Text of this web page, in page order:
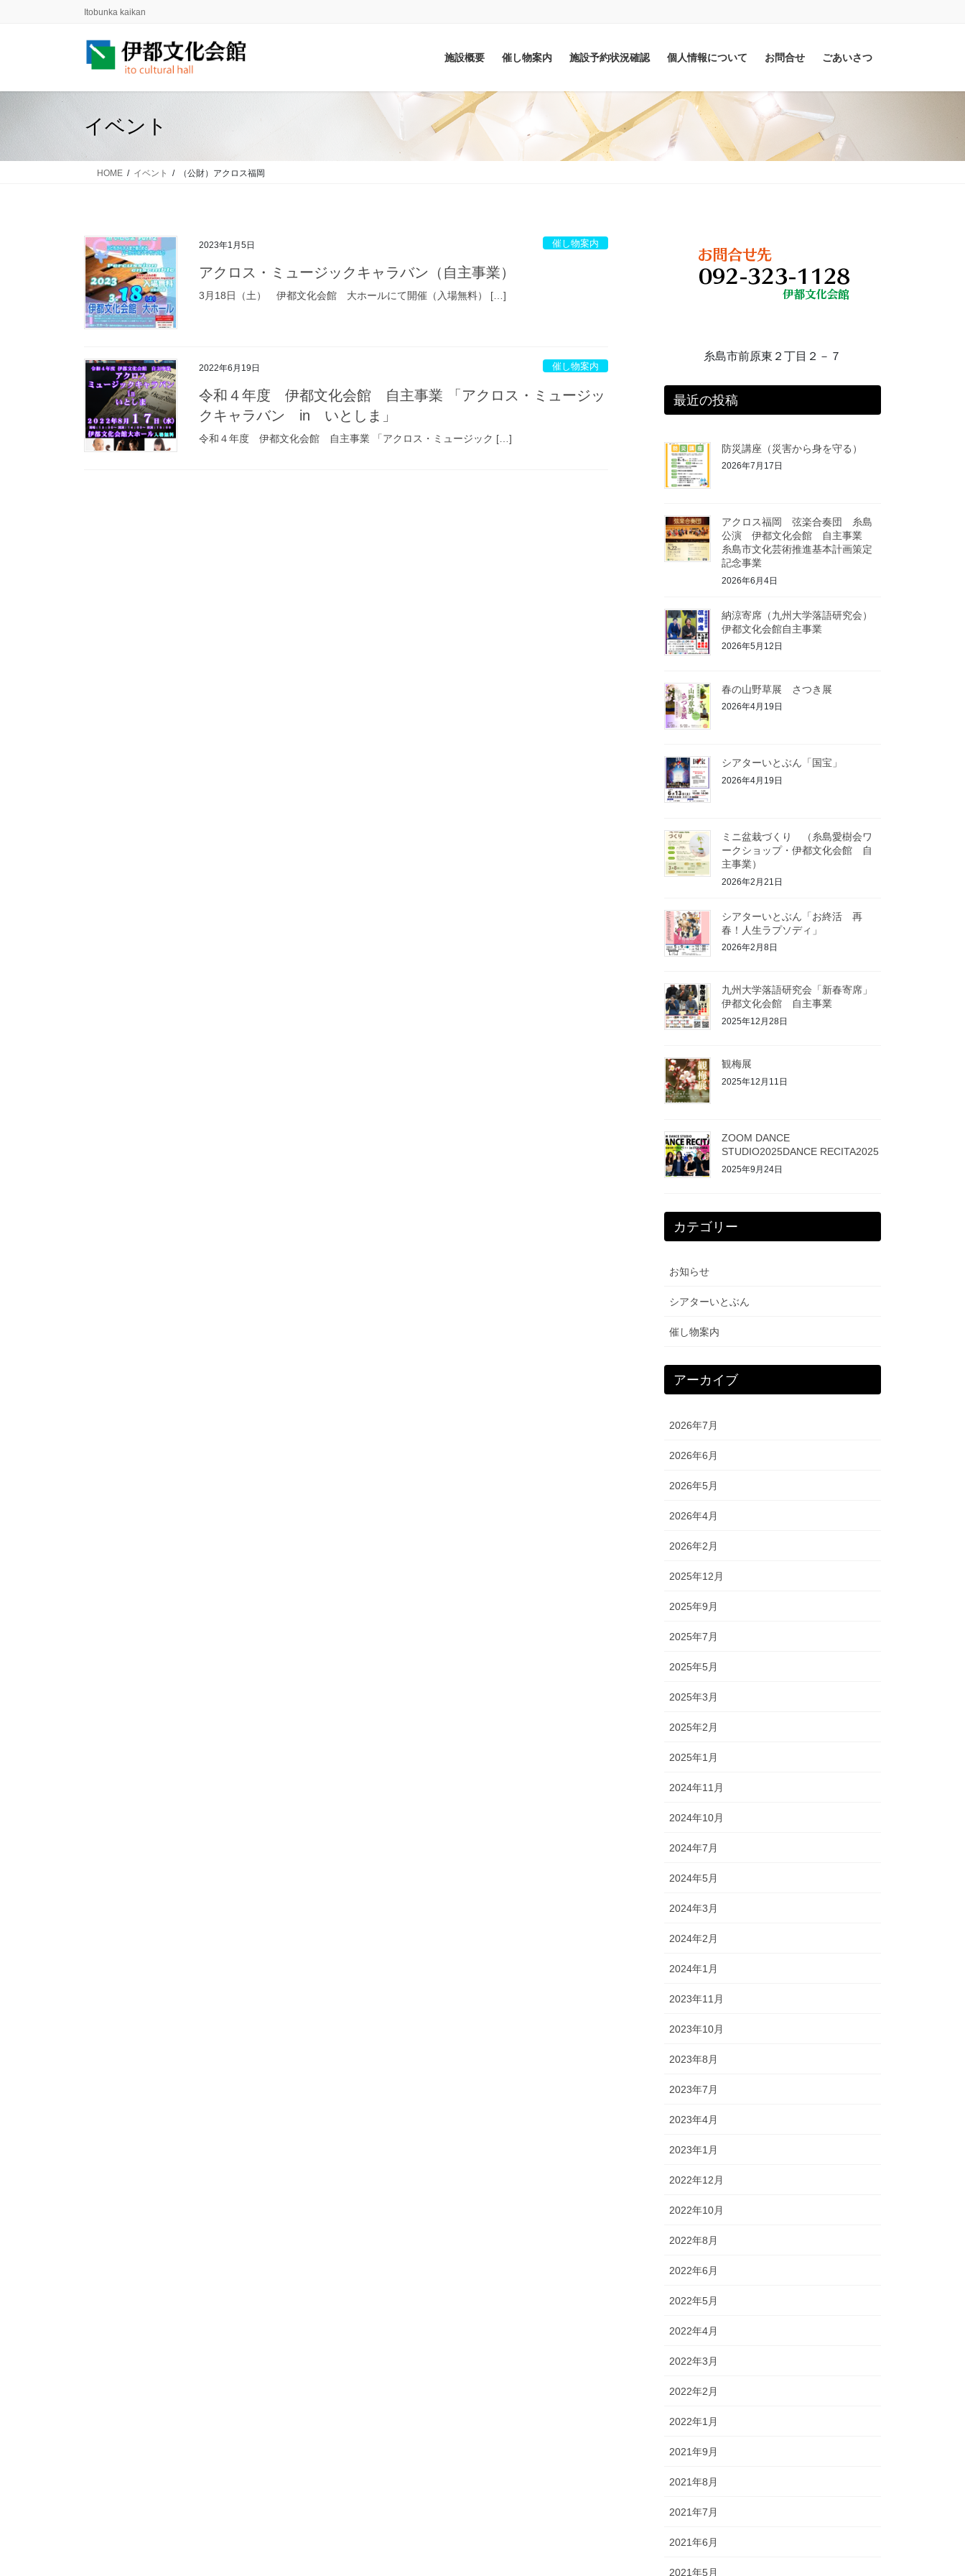
に
ョ
動
Itobunka kaikan
施設概要 催し物案内 施設予約状況確認 個人情報について お問合せ ごあいさつ
イベント
HOME イベント （公財）アクロス福岡
2023年1月5日 催し物案内
アクロス・ミュージックキャラバン（自主事業）
3月18日（土） 伊都文化会館 大ホールにて開催（入場無料） […]
2022年6月19日 催し物案内
令和４年度 伊都文化会館 自主事業 「アクロス・ミュージッ
クキャラバン in いとしま」
令和４年度 伊都文化会館 自主事業 「アクロス・ミュージック […]
糸島市前原東２丁目２－７
最近の投稿
防災講座（災害から身を守る）
2026年7月17日
アクロス福岡 弦楽合奏団 糸島
公演 伊都文化会館 自主事業
糸島市文化芸術推進基本計画策定
記念事業
2026年6月4日
納涼寄席（九州大学落語研究会）
伊都文化会館自主事業
2026年5月12日
春の山野草展 さつき展
2026年4月19日
シアターいとぶん「国宝」
2026年4月19日
ミニ盆栽づくり （糸島愛樹会ワ
ークショップ・伊都文化会館 自
主事業）
2026年2月21日
シアターいとぶん「お終活 再
春！人生ラプソディ」
2026年2月8日
九州大学落語研究会「新春寄席」
伊都文化会館 自主事業
2025年12月28日
観梅展
2025年12月11日
ZOOM DANCE
STUDIO2025DANCE RECITA2025
2025年9月24日
カテゴリー
お知らせ
シアターいとぶん
催し物案内
アーカイブ
2026年7月
2026年6月
2026年5月
2026年4月
2026年2月
2025年12月
2025年9月
2025年7月
2025年5月
2025年3月
2025年2月
2025年1月
2024年11月
2024年10月
2024年7月
2024年5月
2024年3月
2024年2月
2024年1月
2023年11月
2023年10月
2023年8月
2023年7月
2023年4月
2023年1月
2022年12月
2022年10月
2022年8月
2022年6月
2022年5月
2022年4月
2022年3月
2022年2月
2022年1月
2021年9月
2021年8月
2021年7月
2021年6月
2021年5月